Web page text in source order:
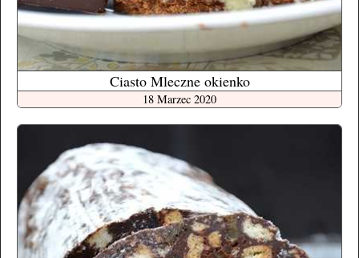
Ciasto Mleczne okienko
18 Marzec 2020